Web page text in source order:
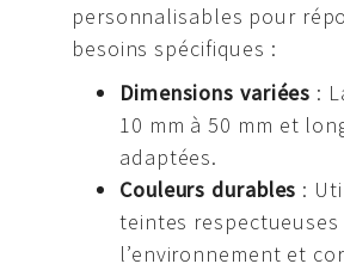
personnalisables pour
besoins spécifiques :
Dimensions variées :
10 mm à 50 mm et
adaptées.
Couleurs durables :
teintes respectueuses
l’environnement et